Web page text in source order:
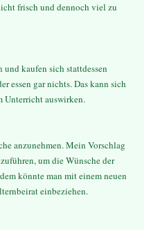
frisch und dennoch viel zu
essen gar nichts. Das kann sich
Unterricht auswirken.
um die Wünsche der
könnte man mit einem neuen
einbeziehen.